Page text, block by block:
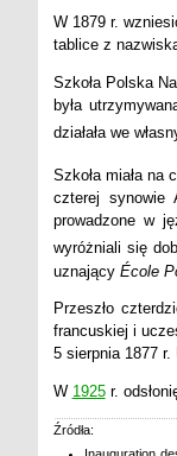
W 1879 r.
tablice z
Szkoła Polska
była
działała we
Szkoła miała
czterej synowie
prowadzone w
wyróżniali się
uznający École
Przeszło
francuskiej i
5 sierpnia 1877 r.
W 1925r.
Źródła: